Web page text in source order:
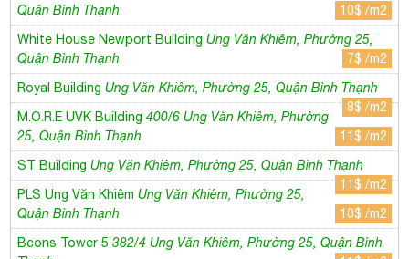
11$ /m2
PLS Ung Văn KhiêmUng Văn Khiêm, Phường 25,
Quận Bình Thạnh
10$ /m2
Bcons Tower 5382/4 Ung Văn Khiêm, Phường 25, Quận Bình
Thạnh
11$ /m2
Mach Office Building Ung Văn Khiêm, phường 25, quận Bình
Thạnh
15$ /m2
Đất Xanh Group TowerUng Văn Khiêm, Phường 25, Quận
Bình Thạnh
18$ /m2
PAX SKY UVK BUILDING
Ung Văn Khiêm, Phường 25, Quận
Bình Thạnh
18 $ /m2